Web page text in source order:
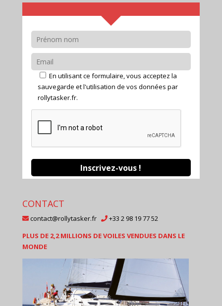
En utilisant ce formulaire, vous acceptez la
sauvegarde et l'utilisation de vos données par
rollytasker.fr.
CONTACT
contact@rollytasker.fr
+33 2 98 19 77 52
PLUS DE 2,2 MILLIONS DE VOILES VENDUES DANS LE
MONDE